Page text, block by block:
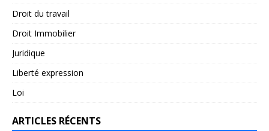
Droit du travail
Droit Immobilier
Juridique
Liberté expression
Loi
ARTICLES RÉCENTS